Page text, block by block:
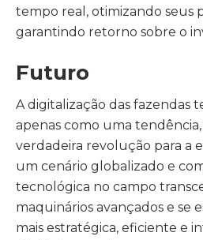
tempo real, otimizando seus
garantindo retorno sobre o
Futuro
A digitalização das fazendas
apenas como uma
verdadeira revolução para a
um cenário globalizado e
tecnológica no campo
maquinários avançados e se
mais estratégica, eficiente e